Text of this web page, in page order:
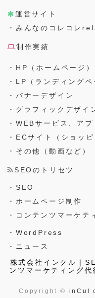
運営サイト
・みんなのコレコレ
制作実績
・HP（ホームページ）
・LP（ランディングペ
・バナーデザイン
・グラフィックデザイ
・WEBサービス、アプ
・ECサイト（ショッピ
・その他（動画など）
SEOのトリセツ
・SEO
・ホームページ制作
・コンテンツマーケテ
・WordPress
・ニュース
株式会社インクル｜
ンツマーケティング
Copyright © inCul